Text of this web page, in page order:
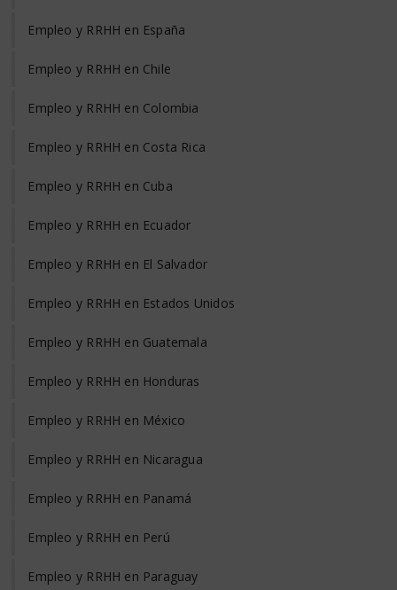
Empleo y RRHH en España
Empleo y RRHH en Chile
Empleo y RRHH en Colombia
Empleo y RRHH en Costa Rica
Empleo y RRHH en Cuba
Empleo y RRHH en Ecuador
Empleo y RRHH en El Salvador
Empleo y RRHH en Estados Unidos
Empleo y RRHH en Guatemala
Empleo y RRHH en Honduras
Empleo y RRHH en México
Empleo y RRHH en Nicaragua
Empleo y RRHH en Panamá
Empleo y RRHH en Perú
Empleo y RRHH en Paraguay